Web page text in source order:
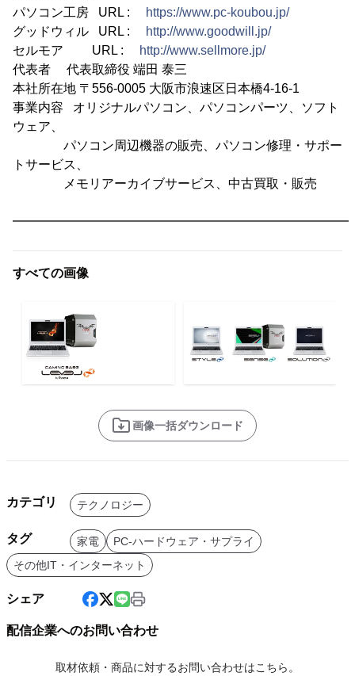
パソコン工房 URL :
https://www.pc-koubou.jp/
グッドウィル URL :
http://www.goodwill.jp/
セルモア URL :
http://www.sellmore.jp/
代表者 代表取締役 端田 泰三
本社所在地 〒556-0005 大阪市浪速区日本橋4-16-1
事業内容 オリジナルパソコン、パソコンパーツ、ソフト
ウェア、
パソコン周辺機器の販売、パソコン修理・サポー
トサービス、
メモリアーカイブサービス、中古買取・販売
すべての画像
画像一括ダウンロード
カテゴリ テクノロジー
タグ 家電
PC-ハードウェア・サプライ
その他IT・インターネット
シェア
配信企業へのお問い合わせ
取材依頼・商品に対するお問い合わせはこちら。